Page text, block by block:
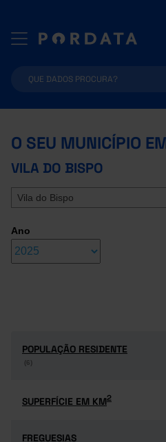
O SEU MUNICÍPIO
VILA DO BISPO
Vila do Bispo
Ano
POPULAÇÃO RESIDENTE
(6)
POPULAÇÃO RESIDENTE
(6)
SUPERFÍCIE EM KM2
SUPERFÍCIE EM KM2
FREGUESIAS
FREGUESIAS